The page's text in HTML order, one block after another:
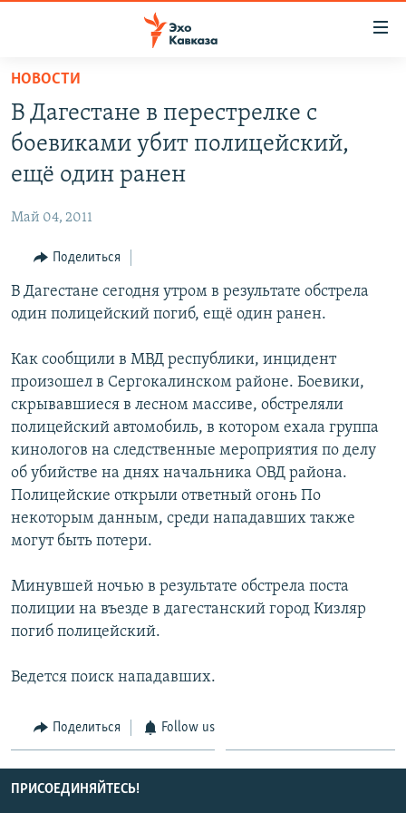
Вернуться
основному
содержанию
Вернутся
главной
Вернутся
поиску
ТБИЛИСИ
СУХУМИ
ВЕСЬ КАВКАЗ
СЕВЕРНЫЙ КАВКАЗ
АРМЕНИЯ
АЗЕРБАЙДЖАН
ТЕМЫ
ПОЛИТИКА
ЭКОНОМИКА
ОБЩЕСТВО
КУЛЬТУРА
СПОРТ
МИР
РУБРИКИ
НЕКРУГЛЫЙ СТОЛ
ГОСТЬ НЕДЕЛИ
ПОЗИЦИЯ
БЛОГИ
ГОЛОСА
ЧИТАЕМ ПРЕССУ
МУЛЬТИМЕДИА
ВИДЕО
ФОТО
АУДИО
ПОДКАСТЫ
АРХИВ РАДИОПРОГРАММЫ
ПРИСОЕДИНЯЙТЕСЬ!
Все сайты РСЕ/РС
НОВОСТИ
В Дагестане в перестрелке с
боевиками убит полицейский,
ещё один ранен
Май 04, 2011
Поделиться
В Дагестане сегодня утром в результате обстрела
один полицейский погиб, ещё один ранен.
Как сообщили в МВД республики, инцидент
произошел в Сергокалинском районе. Боевики,
скрывавшиеся в лесном массиве, обстреляли
полицейский автомобиль, в котором ехала группа
кинологов на следственные мероприятия по делу
об убийстве на днях начальника ОВД района.
Полицейские открыли ответный огонь По
некоторым данным, среди нападавших также
могут быть потери.
Минувшей ночью в результате обстрела поста
полиции на въезде в дагестанский город Кизляр
погиб полицейский.
Ведется поиск нападавших.
Поделиться Follow us
ПРИСОЕДИНЯЙТЕСЬ!